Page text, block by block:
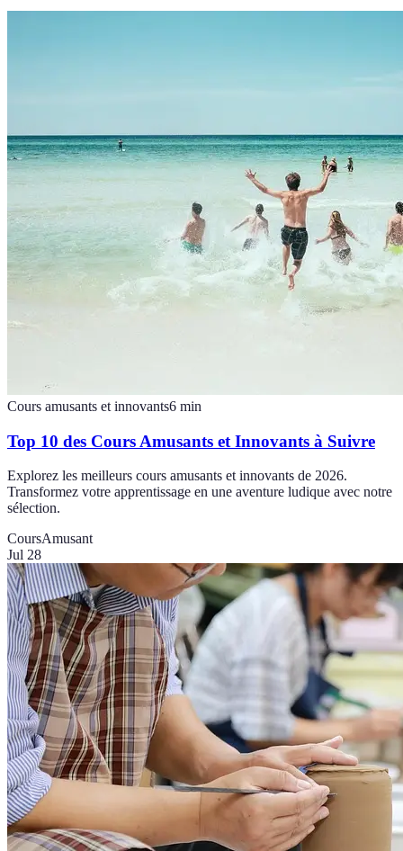
Cours amusants et innovants6 min
Top 10 des Cours Amusants et Innovants à Suivre
Explorez les meilleurs cours amusants et innovants de 2026.
Transformez votre apprentissage en une aventure ludique avec notre
sélection.
CoursAmusant
Jul 28